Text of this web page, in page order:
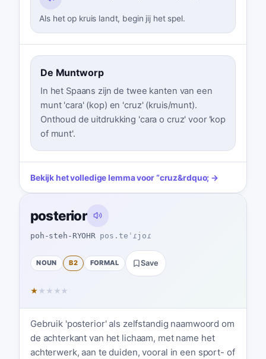
Als het op kruis landt, begin jij het spel.
De Muntworp
In het Spaans zijn de twee kanten van een
munt 'cara' (kop) en 'cruz' (kruis/munt).
Onthoud de uitdrukking 'cara o cruz' voor 'kop
of munt'.
Bekijk het volledige lemma voor“cruz&rdquo; →
posterior
poh-steh-RYOHR pos.teˈɾjoɾ
NOUN B2 FORMAL Save
★ ★ ★ ★ ★
Gebruik 'posterior' als zelfstandig naamwoord om
de achterkant van het lichaam, met name het
achterwerk, aan te duiden, vooral in een sport- of